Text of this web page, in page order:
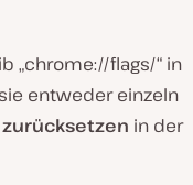
„chrome://flags/“ in
entweder einzeln
in der